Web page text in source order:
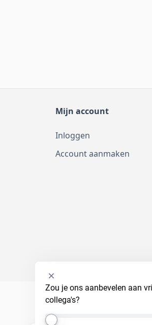
Mijn account
Inloggen
Account aanmaken
Zou je ons aanbevelen aan
collega's?
Selecteer
een
optie
van